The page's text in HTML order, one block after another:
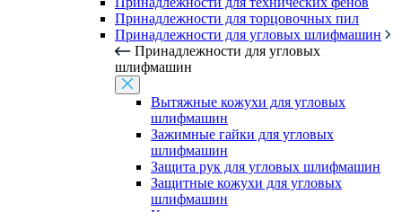
Принадлежности для торцовочных пил
Принадлежности для угловых шлифмашин
Принадлежности для угловых
шлифмашин
Вытяжные кожухи для угловых
шлифмашин
Зажимные гайки для угловых
шлифмашин
Защита рук для угловых шлифмашин
Защитные кожухи для угловых
шлифмашин